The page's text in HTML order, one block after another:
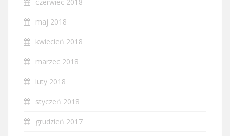
czerwiec 2018
maj 2018
kwiecień 2018
marzec 2018
luty 2018
styczeń 2018
grudzień 2017